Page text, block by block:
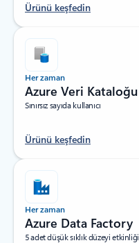
Ürünü keşfedin
Her zaman
Azure Veri Kataloğu
Sınırsız sayıda kullanıcı
Ürünü keşfedin
Her zaman
Azure Data Factory
5 adet düşük sıklık düzeyi etkinliği